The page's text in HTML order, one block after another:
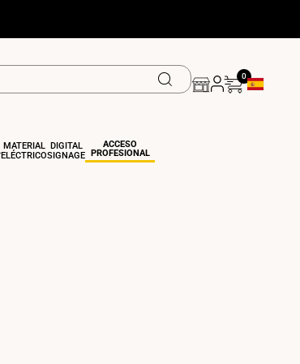
0
MATERIAL
ELÉCTRICO
DIGITAL
SIGNAGE
ACCESO
PROFESIONAL